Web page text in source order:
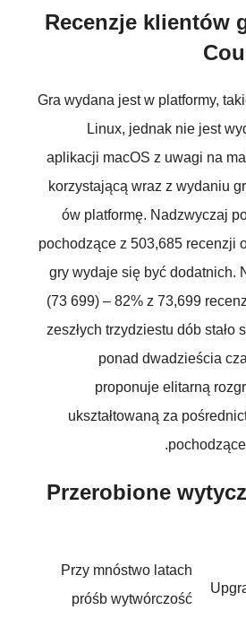
Recenzje klientów
Gra wydana jest w platformy,
Linux, jednak nie jest
aplikacji macOS z uwagi na
korzystającą wraz z wydaniu
ów platformę. Nadzwyczaj
pochodzące z 503,685 recenzji
gry wydaje się być dodatnich.
(73 699) – 82% z 73,699
zeszłych trzydziestu dób stało
ponad dwadzieścia
proponuje elitarną
ukształtowaną za
Przerobione
Przy mnóstwo latach
próśb wytwórczość